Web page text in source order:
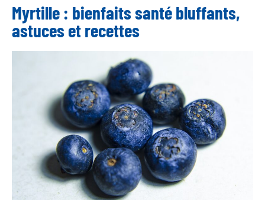
Myrtille : bienfaits santé bluffants,
astuces et recettes